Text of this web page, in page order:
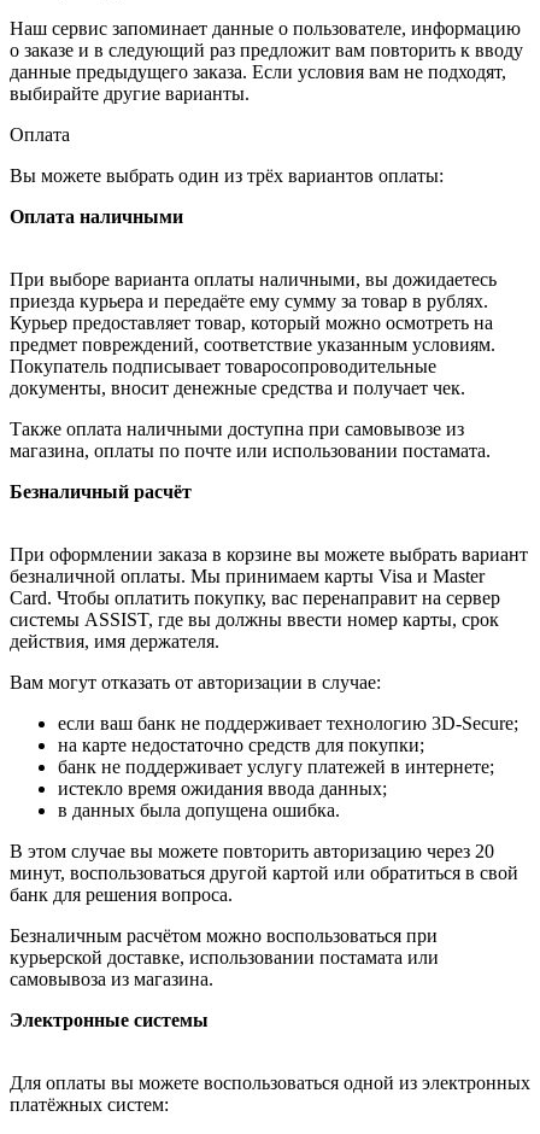
Наш сервис запоминает данные о пользователе, информацию
о заказе и в следующий раз предложит вам повторить к вводу
данные предыдущего заказа. Если условия вам не подходят,
выбирайте другие варианты.
Оплата
Вы можете выбрать один из трёх вариантов оплаты:
Оплата наличными
При выборе варианта оплаты наличными, вы дожидаетесь
приезда курьера и передаёте ему сумму за товар в рублях.
Курьер предоставляет товар, который можно осмотреть на
предмет повреждений, соответствие указанным условиям.
Покупатель подписывает товаросопроводительные
документы, вносит денежные средства и получает чек.
Также оплата наличными доступна при самовывозе из
магазина, оплаты по почте или использовании постамата.
Безналичный расчёт
При оформлении заказа в корзине вы можете выбрать вариант
безналичной оплаты. Мы принимаем карты Visa и Master
Card. Чтобы оплатить покупку, вас перенаправит на сервер
системы ASSIST, где вы должны ввести номер карты, срок
действия, имя держателя.
Вам могут отказать от авторизации в случае:
если ваш банк не поддерживает технологию 3D-Secure;
на карте недостаточно средств для покупки;
банк не поддерживает услугу платежей в интернете;
истекло время ожидания ввода данных;
в данных была допущена ошибка.
В этом случае вы можете повторить авторизацию через 20
минут, воспользоваться другой картой или обратиться в свой
банк для решения вопроса.
Безналичным расчётом можно воспользоваться при
курьерской доставке, использовании постамата или
самовывоза из магазина.
Электронные системы
Для оплаты вы можете воспользоваться одной из электронных
платёжных систем: